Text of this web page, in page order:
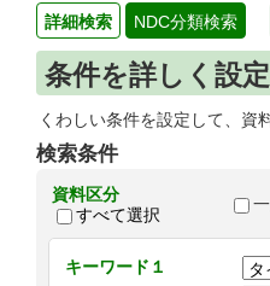
詳細検索 NDC分類検索
条件を詳しく設
くわしい条件を設定して、資
検索条件
資料区分
すべて選択
キーワード１